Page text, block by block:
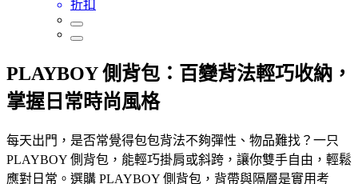
折扣
PLAYBOY 側背包：百變背法輕巧收納，
掌握日常時尚風格
每天出門，是否常覺得包包背法不夠彈性、物品難找？一只
PLAYBOY 側背包，能輕巧掛肩或斜跨，讓你雙手自由，輕鬆
應對日常。選購 PLAYBOY 側背包，背帶與隔層是實用考